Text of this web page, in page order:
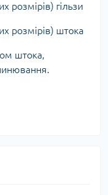
розмірів) гільзи
розмірів) штока
штока,